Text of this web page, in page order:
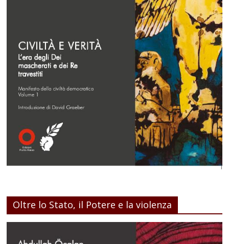
Oltre lo Stato, il Potere e la violenza